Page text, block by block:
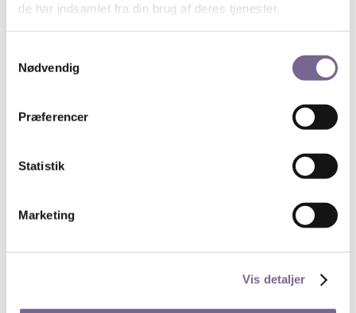
de har indsamlet fra din brug af deres tjenester.
Nødvendig
Præferencer
Statistik
Marketing
Vis detaljer
samt antal hjemmeboende børn. Ansøgere bedes
oplyse, om de tidligere har modtaget legat fra